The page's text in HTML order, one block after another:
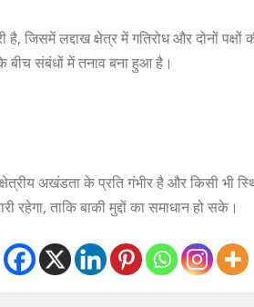
जिसमें लद्दाख क्षेत्र में गतिरोध और दोनों
बीच संबंधों में तनाव बना हुआ है।
अखंडता के प्रति गंभीर है और किसी भी
रहेगा, ताकि बाकी मुद्दों का समाधान हो सके।